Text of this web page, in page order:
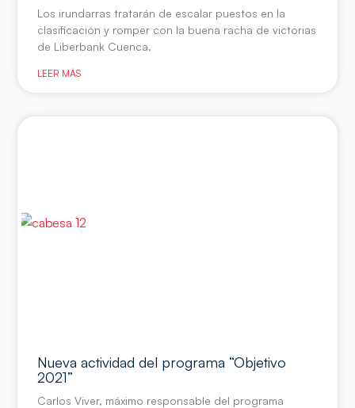
Los irundarras tratarán de escalar puestos en la
clasificación y romper con la buena racha de victorias
de Liberbank Cuenca.
LEER MÁS
Nueva actividad del programa “Objetivo
2021”
Carlos Viver, máximo responsable del programa